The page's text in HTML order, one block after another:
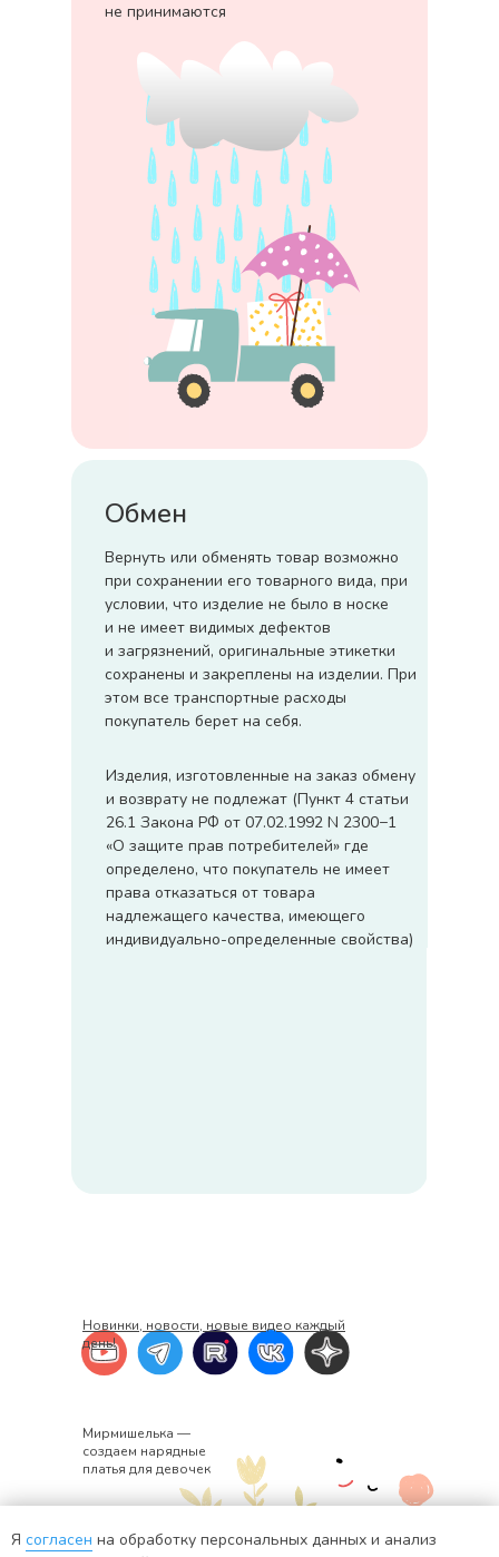
Обмен
Вернуть или обменять товар возможно
при сохранении его товарного вида, при
условии, что изделие не было в носке
и не имеет видимых дефектов
и загрязнений, оригинальные этикетки
сохранены и закреплены на изделии. При
этом все транспортные расходы
покупатель берет на себя.
Изделия, изготовленные на заказ обмену
и возврату не подлежат (Пункт 4 статьи
26.1 Закона РФ от 07.02.1992 N 2300−1
«О защите прав потребителей» где
определено, что покупатель не имеет
права отказаться от товара
надлежащего качества, имеющего
индивидуально-определенные свойства)
не принимаются
Мирмишелька —
создаем нарядные
платья для девочек
Новинки, новости, новые видео каждый
день!
Я согласен на обработку персональных данных и анализ